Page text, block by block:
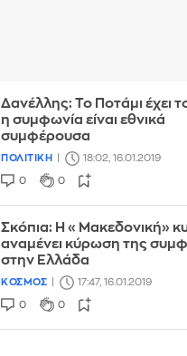
Δανέλλης: Το Ποτάμι έχει
η συμφωνία είναι εθνικά
συμφέρουσα
ΠΟΛΙΤΙΚΗ 18:02, 16.01.2019
0 0
Σκόπια: Η «Μακεδονική»
αναμένει κύρωση της
στην Ελλάδα
ΚΟΣΜΟΣ 17:47, 16.01.2019
0 0